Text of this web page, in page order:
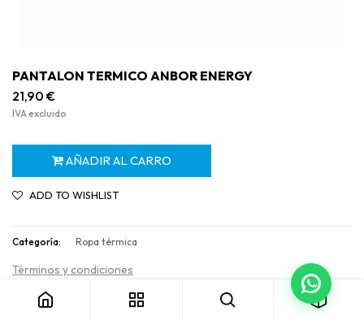
PANTALON TERMICO ANBOR ENERGY
21,90 €
IVA excluido
AÑADIR AL CARRO
ADD TO WISHLIST
Categoría: Ropa térmica
Términos y condiciones
Envío: 2-3 días laborables